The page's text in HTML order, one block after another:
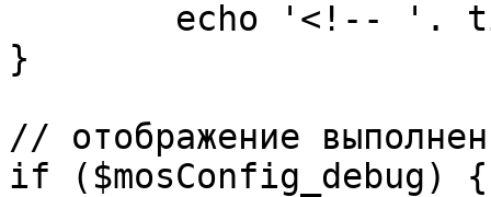
}
// отображение
if ($mosConfig_debug) {